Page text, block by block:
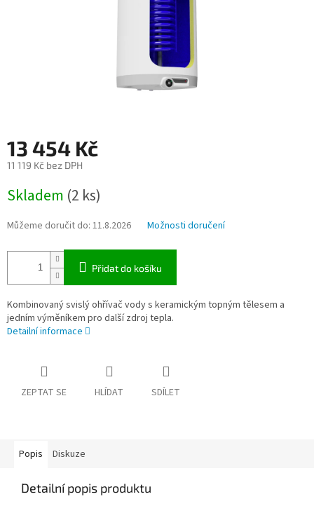
13 454 Kč
11 119 Kč bez DPH
cena:
Skladem (2 ks)
Můžeme doručit do: 11.8.2026 Možnosti doručení
Přidat do košíku
Kombinovaný svislý ohřívač vody s keramickým topným tělesem a
jedním výměníkem pro další zdroj tepla.
Detailní informace
ZEPTAT SE HLÍDAT SDÍLET
Popis Diskuze
Detailní popis produktu